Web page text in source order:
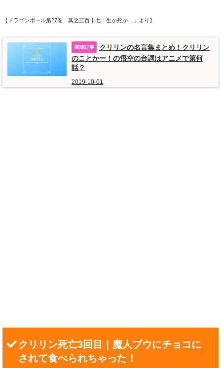
【ドラゴンボール第27巻 其之三百十七「生か死か…」より】
クリリンの名言集まとめ！クリリン
のことかー！の悟空の台詞はアニメで第何
話？
2019-10-01
クリリン死亡3回目｜魔人ブウにチョコに
されて食べられちゃった！